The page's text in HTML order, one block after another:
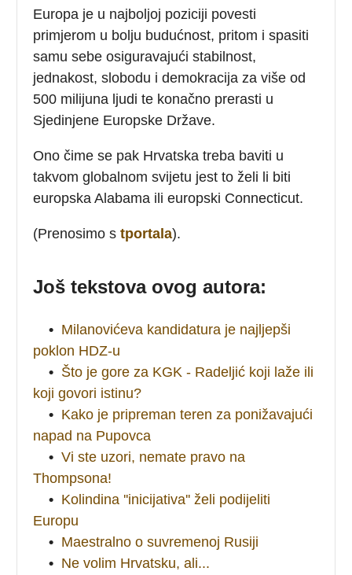
Europa je u najboljoj poziciji povesti
primjerom u bolju budućnost, pritom i spasiti
samu sebe osiguravajući stabilnost,
jednakost, slobodu i demokracija za više od
500 milijuna ljudi te konačno prerasti u
Sjedinjene Europske Države.
Ono čime se pak Hrvatska treba baviti u
takvom globalnom svijetu jest to želi li biti
europska Alabama ili europski Connecticut.
(Prenosimo stportala).
Još tekstova ovog autora:
• Milanovićeva kandidatura je najljepši
poklon HDZ-u
• Što je gore za KGK - Radeljić koji laže ili
koji govori istinu?
• Kako je pripreman teren za ponižavajući
napad na Pupovca
• Vi ste uzori, nemate pravo na
Thompsona!
• Kolindina ''inicijativa'' želi podijeliti
Europu
• Maestralno o suvremenoj Rusiji
• Ne volim Hrvatsku, ali...